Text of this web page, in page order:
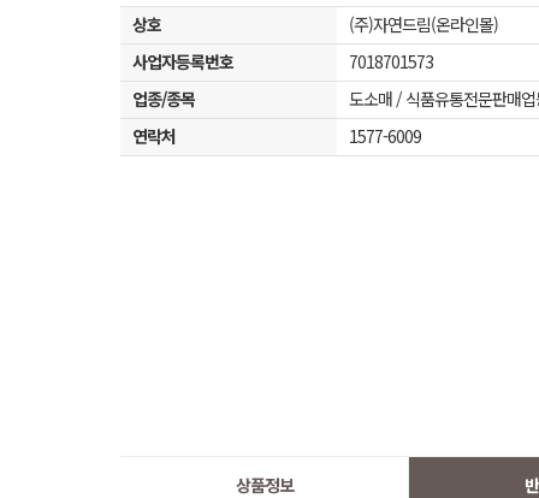
상호
(주)자연드림(온라인몰)
사업자등록번호
7018701573
업종/종목
도소매 / 식품유통전문판매
연락처
1577-6009
상품정보